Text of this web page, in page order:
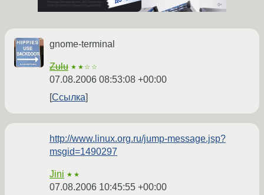
gnome-terminal
Zulu ★★☆☆
07.08.2006 08:53:08 +00:00
Ссылка
http://www.linux.org.ru/jump-message.jsp?
msgid=1490297
Jini ★★
07.08.2006 10:45:55 +00:00